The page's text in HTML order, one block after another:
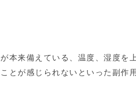
本来備えている、温度、湿度を
とが感じられないといった副作